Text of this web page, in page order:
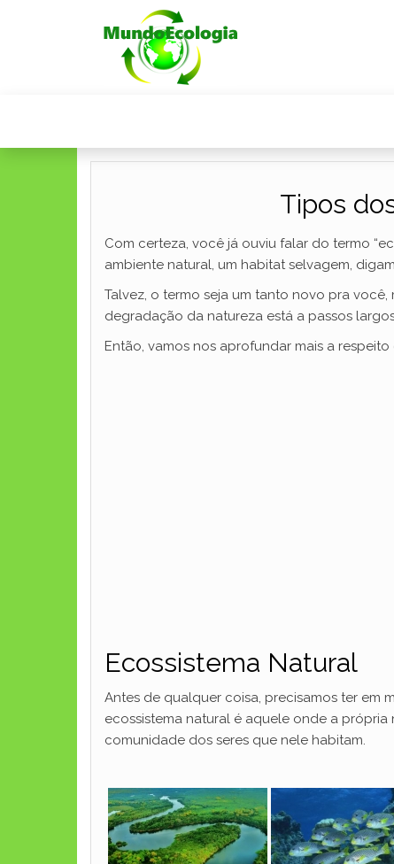
Tipos
Com certeza, você já ouviu falar do termo
ambiente natural, um habitat selvagem,
Talvez, o termo seja um tanto novo pra
degradação da natureza está a passos
Então, vamos nos aprofundar mais a respeito
Ecossistema Natural
Antes de qualquer coisa, precisamos ter em
ecossistema natural é aquele onde a
comunidade dos seres que nele habitam.